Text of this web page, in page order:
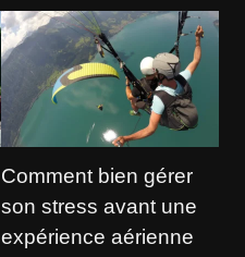
Comment bien gérer
son stress avant une
expérience aérienne